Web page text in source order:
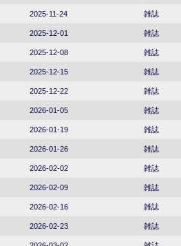
2025-11-24 雑誌
2025-12-01 雑誌
2025-12-08 雑誌
2025-12-15 雑誌
2025-12-22 雑誌
2026-01-05 雑誌
2026-01-19 雑誌
2026-01-26 雑誌
2026-02-02 雑誌
2026-02-09 雑誌
2026-02-16 雑誌
2026-02-23 雑誌